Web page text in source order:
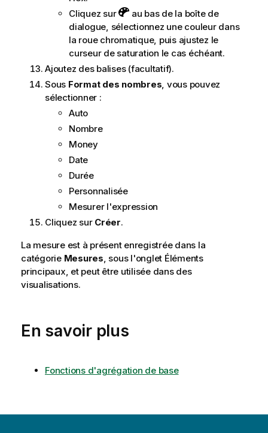
Cliquez sur
au bas de la boîte de
dialogue, sélectionnez une couleur dans
la roue chromatique, puis ajustez le
curseur de saturation le cas échéant.
Ajoutez des balises (facultatif).
Sous Format des nombres, vous pouvez
sélectionner :
Auto
Nombre
Money
Date
Durée
Personnalisée
Mesurer l'expression
Cliquez sur Créer.
La mesure est à présent enregistrée dans la
catégorie Mesures, sous l'onglet Éléments
principaux, et peut être utilisée dans des
visualisations.
En savoir plus
Fonctions d'agrégation de base